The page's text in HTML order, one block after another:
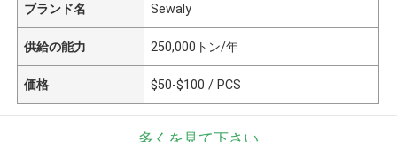
ブランド名 Sewaly
供給の能力 250,000トン/年
価格 $50-$100 / PCS
多くを見て下さい